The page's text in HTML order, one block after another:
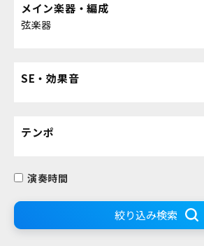
メイン楽器・編成
弦楽器
SE・効果音
テンポ
演奏時間
絞り込み検索